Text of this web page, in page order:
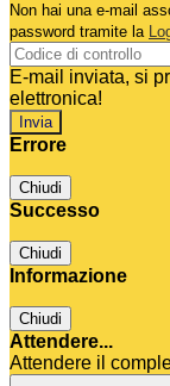
Non hai una e-mail
password tramite la
E-mail inviata, si
elettronica!
Errore
Chiudi
Successo
Chiudi
Informazione
Chiudi
Attendere...
Attendere il